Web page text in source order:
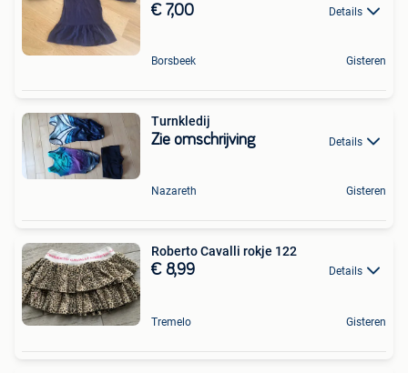
€ 7,00 Details
Borsbeek Gisteren
Turnkledij
Zie omschrijving Details
Nazareth Gisteren
Roberto Cavalli rokje 122
€ 8,99 Details
Tremelo Gisteren